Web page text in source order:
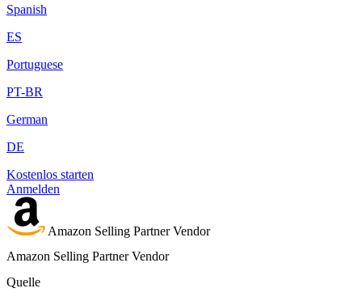
Spanish
ES
Portuguese
PT-BR
German
DE
Kostenlos starten
Anmelden
Amazon Selling Partner Vendor
Amazon Selling Partner Vendor
Quelle